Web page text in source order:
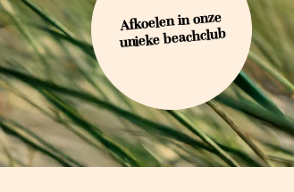
Afkoelen in onze
unieke beachclub